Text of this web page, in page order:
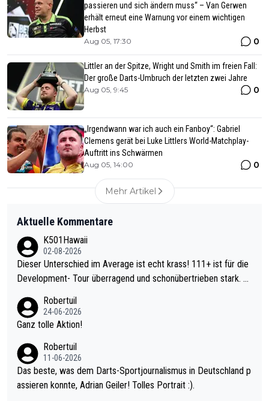
passieren und sich ändern muss“ – Van Gerwen
erhält erneut eine Warnung vor einem wichtigen
Herbst
Aug 05, 17:30 0
Littler an der Spitze, Wright und Smith im freien Fall:
Der große Darts-Umbruch der letzten zwei Jahre
Aug 05, 9:45 0
„Irgendwann war ich auch ein Fanboy“: Gabriel
Clemens gerät bei Luke Littlers World-Matchplay-
Auftritt ins Schwärmen
Aug 05, 14:00 0
Mehr Artikel
Aktuelle Kommentare
K501Hawaii
02-08-2026
Dieser Unterschied im Average ist echt krass! 111+ ist für die
Development- Tour überragend und schonübertrieben stark. U
mal 40+ erst recht. Da gewinnst keinen Blumentopf - ist ja noc
h krasser wie ein Pokalspiel eines Kreisligisten vs einem Bund
Robertuil
24-06-2026
Ganz tolle Aktion!
Robertuil
11-06-2026
Das beste, was dem Darts-Sportjournalismus in Deutschland p
assieren konnte, Adrian Geiler! Tolles Portrait :).